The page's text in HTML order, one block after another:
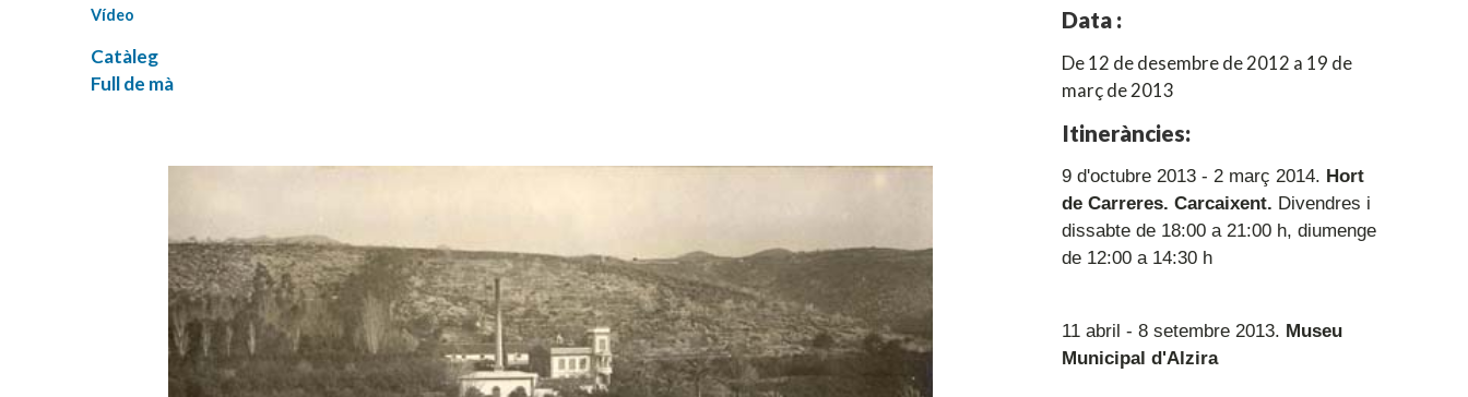
Vídeo
Catàleg
Full de mà
Data :
De 12 de desembre de 2012 a 19 de
març de 2013
Itineràncies:
9 d'octubre 2013 - 2 març 2014. Hort
de Carreres. Carcaixent. Divendres i
dissabte de 18:00 a 21:00 h, diumenge
de 12:00 a 14:30 h
11 abril - 8 setembre 2013. Museu
Municipal d'Alzira